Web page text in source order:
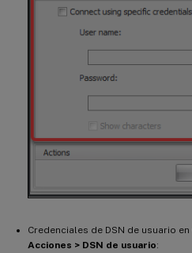
Credenciales de DSN de usuario en
Acciones > DSN de usuario: